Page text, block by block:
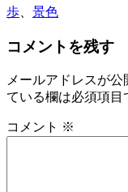
歩
景色
コメントを残す
メールアドレスが公
ている欄は必須項目
コメント ※